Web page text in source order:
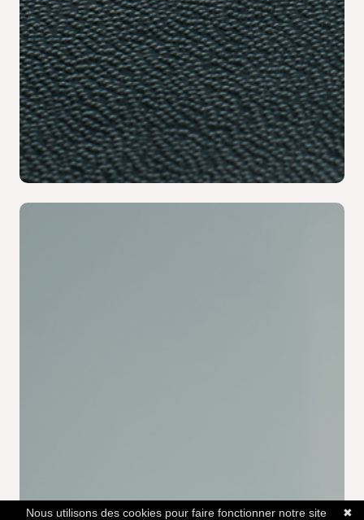
✖
Nous utilisons des cookies pour faire fonctionner notre site